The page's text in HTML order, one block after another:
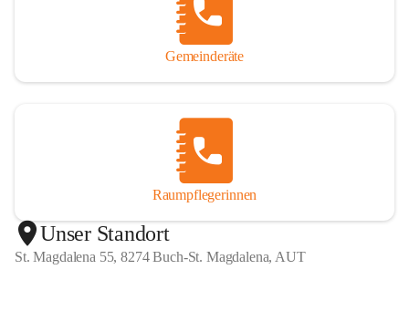
Gemeinderäte
Raumpflegerinnen
Unser Standort
St. Magdalena 55, 8274 Buch-St. Magdalena, AUT